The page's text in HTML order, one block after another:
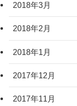
2018年3月
2018年2月
2018年1月
2017年12月
2017年11月